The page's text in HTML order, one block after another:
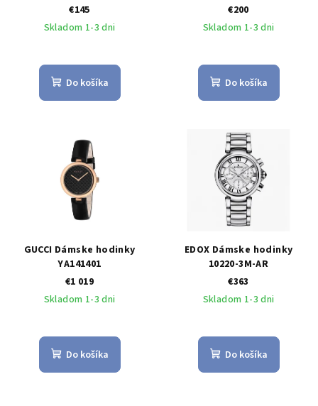
€145
Skladom 1-3 dni
Do košíka
€200
Skladom 1-3 dni
Do košíka
GUCCI Dámske hodinky
YA141401
€1 019
Skladom 1-3 dni
Do košíka
EDOX Dámske hodinky
10220-3M-AR
€363
Skladom 1-3 dni
Do košíka